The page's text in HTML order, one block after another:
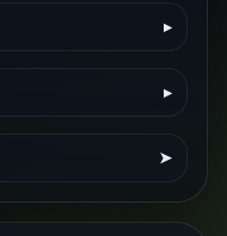
▸
▸
➤